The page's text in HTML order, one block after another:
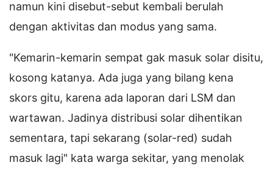
namun kini disebut-sebut kembali berulah
dengan aktivitas dan modus yang sama.
"Kemarin-kemarin sempat gak masuk solar disitu,
kosong katanya. Ada juga yang bilang kena
skors gitu, karena ada laporan dari LSM dan
wartawan. Jadinya distribusi solar dihentikan
sementara, tapi sekarang (solar-red) sudah
masuk lagi" kata warga sekitar, yang menolak